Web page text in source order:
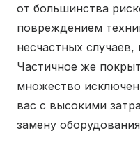
от большинства
повреждением
несчастных
Частичное же
множество
вас с высокими
замену